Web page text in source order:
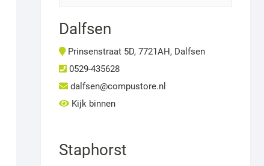
Dalfsen
Prinsenstraat 5D, 7721AH, Dalfsen
0529-435628
dalfsen@compustore.nl
Kijk binnen
Staphorst